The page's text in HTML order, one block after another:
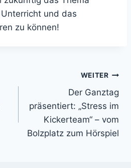
und das
zu können!
WEITER
Der Ganztag
präsentiert: „Stress im
Kickerteam“ – vom
Bolzplatz zum Hörspiel